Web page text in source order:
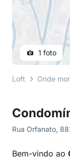
Rua Orfanato,
Bem-vindo ao
1 foto
Loft Onde